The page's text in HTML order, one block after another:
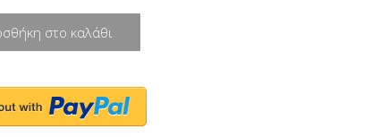
στο καλάθι